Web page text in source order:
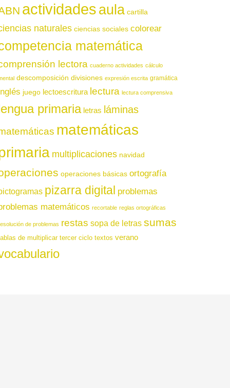
actividadesaula cartilla
naturales ciencias sociales colorear
matemática
lectora cuaderno actividades cálculo
descomposición divisiones expresión escrita gramática
juego lectoescritura lectura lectura comprensiva
primaria letras láminas
matemáticas
multiplicaciones navidad
operaciones básicas ortografía
pizarra digital problemas
matemáticos recortable reglas ortográficas
de problemas restas sopa de letras sumas
de multiplicar tercer ciclo textos verano